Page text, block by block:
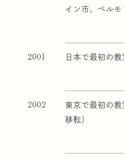
イン市、ベル
2001 日本で最初の
2002
東京で最初の
移転）